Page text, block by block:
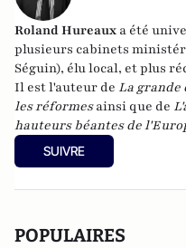
Roland Hureaux a été
plusieurs cabinets
Séguin), élu local, et plus
Il est l'auteur de La grande
les réformes ainsi que de
hauteurs béantes de
et gnostiques des origines à
SUIVRE
POPULAIRES